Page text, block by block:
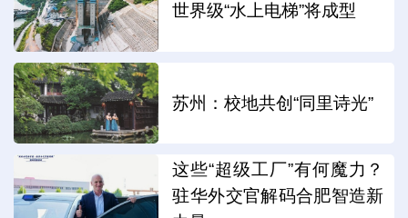
世界级“水上电梯”将成型
苏州：校地共创“同里诗光”
这些“超级工厂”有何魔力？
驻华外交官解码合肥智造新